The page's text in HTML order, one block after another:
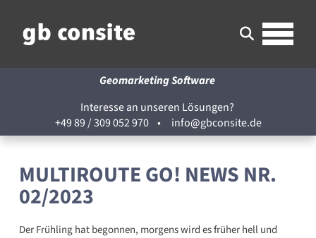
Geomarketing Software
Interesse an unseren Lösungen?
+49 89 / 309 052 970• info@gbconsite.de
MULTIROUTE GO! NEWS NR.
02/2023
Der Frühling hat begonnen, morgens wird es früher hell und